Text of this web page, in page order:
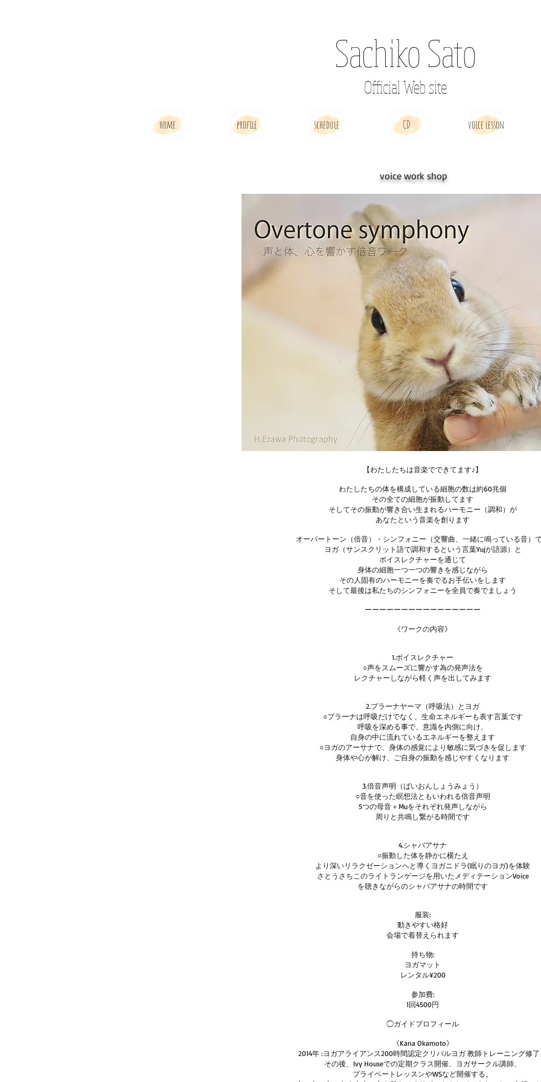
Sachiko Sato
Official Web site
home profile schedule CD voice lesson
voice work shop
【わたしたちは音楽でできてます♪】
わたしたちの体を構成している細胞の数は約60兆個
その全ての細胞が振動してます
そしてその振動が響き合い生まれるハーモニー（調和）が
あなたという音楽を創ります
オーバートーン（倍音）・シンフォニー（交響曲、一緒に鳴っている音）
ヨ ガ（サンスクリット語で調和するという言葉Yujが語源）と
ボイスレクチャーを通じて
身体の細胞一つ一つの響きを感じながら
その人固有のハーモニーを奏でるお手伝いをします
そして最後は私たちのシンフォニーを全員で奏でましょう
ーーーーーーーーーーーーーーーー
《ワークの内容》
1.ボイスレクチャー
○声をスムーズに響かす為の発声法を
レクチャーしながら軽く声を出してみます
2.プラーナヤーマ（呼吸法）とヨガ
○プラーナは呼吸だけでなく、生命エネルギーも表す言葉です
呼吸を深める事で、意識を内側に向け、
自身の中に流れているエネルギーを整えます
○ヨガのアーサナで、身体の感覚により敏感に気づきを促します
身体や心が解け、ご自身の振動を感じやすくなります
3.倍音声明（ばいおんしょうみょう）
○音を使った瞑想法ともいわれる倍音声明
5つの母音＋Muをそれぞれ発声しながら
周りと共鳴し繋がる時間です
4.シャバアサナ
○振動した体を静かに横たえ
より深いリラクゼーションへと導くヨガニドラ(眠りのヨガ)を体験
さとうさちこのライトランゲージを用いたメディテーションVoice
を聴きながらのシャバアサナの時間です
服装:
動きやすい格好
会場で着替えられます
持ち物:
ヨガマット
レンタル¥200
参加費:
1回4500円
◯ガイドプロフィール
《Kana Okamoto》
2014年 :ヨガアライアンス200時間認定クリパルヨガ 教師トレーニング修
その後、Ivy Houseでの定期クラス開催、ヨガサークル講師、
プライベートレッスンやWSなど開催する。